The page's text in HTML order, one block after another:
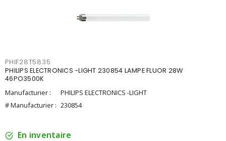
PHIF28T5835
PHILIPS ELECTRONICS -LIGHT 230854 LAMPE FLUOR 28W
46PO3500K
Manufacturier :
PHILIPS ELECTRONICS -LIGHT
# Manufacturier : 230854
En inventaire